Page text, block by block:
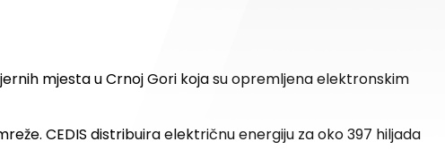
mjesta u Crnoj Gori koja su opremljena elektronskim
CEDIS distribuira električnu energiju za oko 397 hiljada